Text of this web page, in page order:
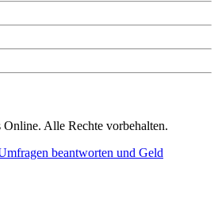
Alle Rechte vorbehalten.